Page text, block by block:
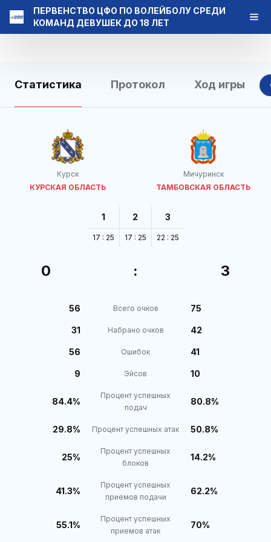
ПЕРВЕНСТВО ЦФО ПО ВОЛЕЙБОЛУ СРЕДИ
КОМАНД ДЕВУШЕК ДО 18 ЛЕТ
Статистика Протокол Ход игры
Курск
КУРСКАЯ ОБЛАСТЬ
Мичуринск
ТАМБОВСКАЯ ОБЛАСТЬ
1
17 : 25
2
17 : 25
3
22 : 25
0 : 3
56 Всего очков 75
31 Набрано очков 42
56 Ошибок 41
9 Эйсов 10
84.4%
Процент успешных
подач
80.8%
29.8% Процент успешных атак 50.8%
25%
Процент успешных
блоков
14.2%
41.3%
Процент успешных
приемов подачи
62.2%
55.1%
Процент успешных
приемов атак
70%